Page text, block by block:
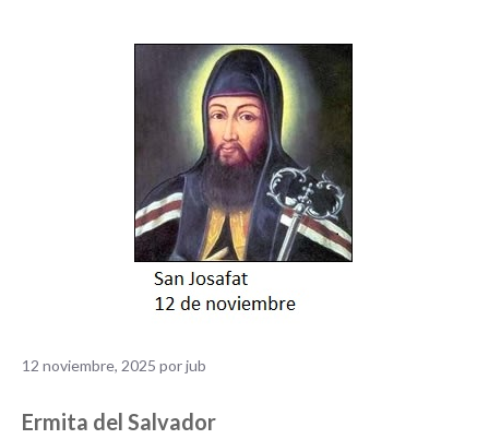
12 noviembre, 2025 porjub
Ermita del Salvador